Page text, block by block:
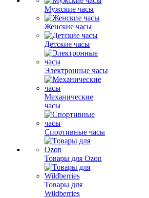
Мужские часы
Женские часы
Детские часы
Электронные часы
Механические
часы
Спортивные часы
Товары для Ozon
Товары для
Wildberries